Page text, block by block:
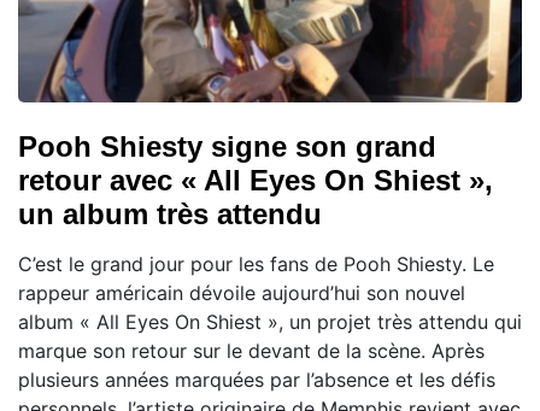
Pooh Shiesty signe son grand
retour avec « All Eyes On Shiest »,
un album très attendu
C’est le grand jour pour les fans de Pooh Shiesty. Le
rappeur américain dévoile aujourd’hui son nouvel
album « All Eyes On Shiest », un projet très attendu qui
marque son retour sur le devant de la scène. Après
plusieurs années marquées par l’absence et les défis